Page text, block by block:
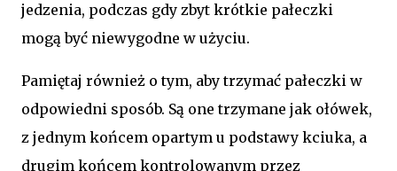
jedzenia, podczas gdy zbyt krótkie pałeczki
mogą być niewygodne w użyciu.
Pamiętaj również o tym, aby trzymać pałeczki w
odpowiedni sposób. Są one trzymane jak ołówek,
z jednym końcem opartym u podstawy kciuka, a
drugim końcem kontrolowanym przez